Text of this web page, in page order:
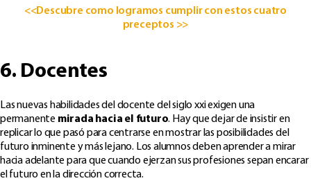
<<Descubre como logramos cumplir con estos cuatro
preceptos >>
6. Docentes
Las nuevas habilidades del docente del siglo xxi exigen una
permanente mirada hacia el futuro. Hay que dejar de insistir en
replicar lo que pasó para centrarse en mostrar las posibilidades del
futuro inminente y más lejano. Los alumnos deben aprender a mirar
hacia adelante para que cuando ejerzan sus profesiones sepan encarar
el futuro en la dirección correcta.